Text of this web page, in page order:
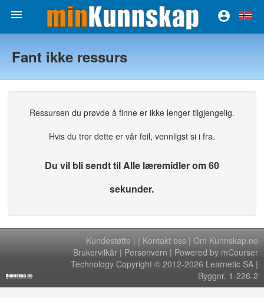


Fant ikke ressurs
Ressursen du prøvde å finne er ikke lenger tilgjengelig.
Hvis du tror dette er vår feil, vennligst si i fra.
Du vil bli sendt til Alle læremidler om 60
sekunder.
Kundestøtte | | Kontakt oss | Om Kunnskap.no
Brukervilkår | Personvern | Powered by mCourser
Technology Copyright © 2012-2026 Learnetic SA |
Byggnr. 1-226-2